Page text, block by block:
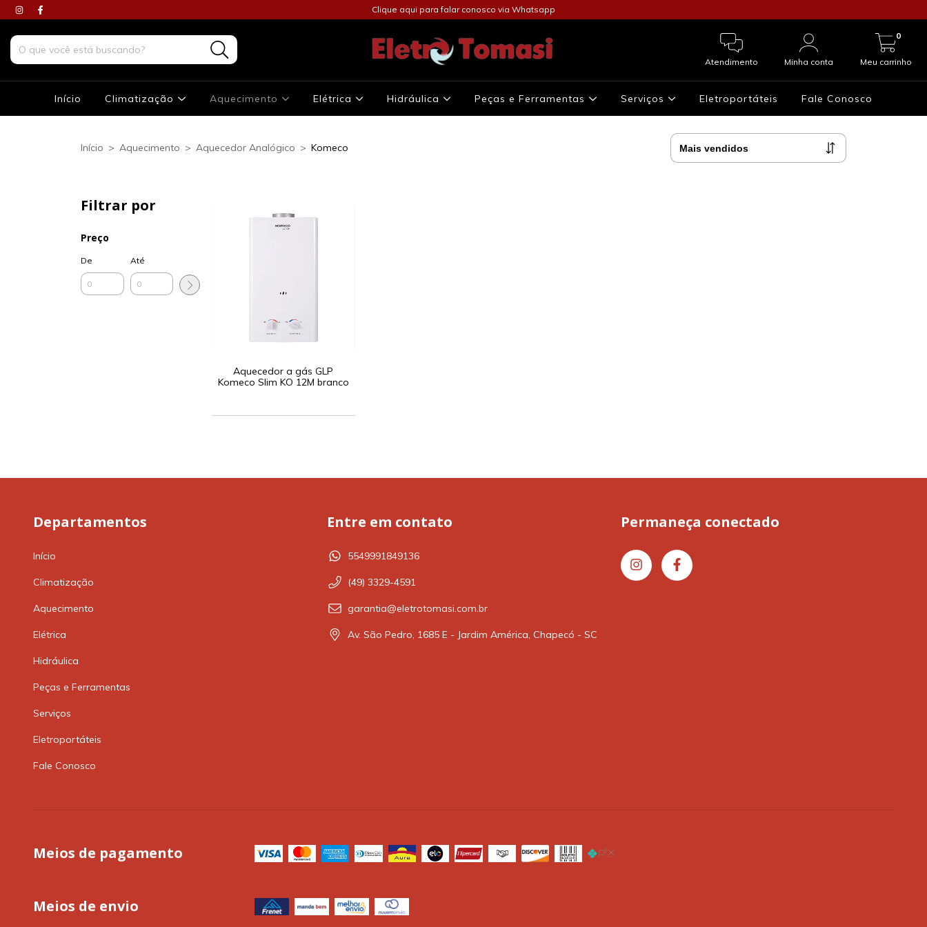
Clique aqui para falar conosco via Whatsapp
Atendimento Minha conta Meu carrinho
0
Início Climatização Aquecimento Elétrica Hidráulica Peças e Ferramentas Serviços Eletroportáteis Fale Conosco
Início > Aquecimento > Aquecedor Analógico > Komeco
Filtrar por
Preço
De Até
Aquecedor a gás GLP
Komeco Slim KO 12M branco
Departamentos
Início
Climatização
Aquecimento
Elétrica
Hidráulica
Peças e Ferramentas
Serviços
Eletroportáteis
Fale Conosco
Entre em contato
5549991849136
(49) 3329-4591
garantia@eletrotomasi.com.br
Av. São Pedro, 1685 E - Jardim América, Chapecó - SC
Permaneça conectado
Meios de pagamento
Meios de envio